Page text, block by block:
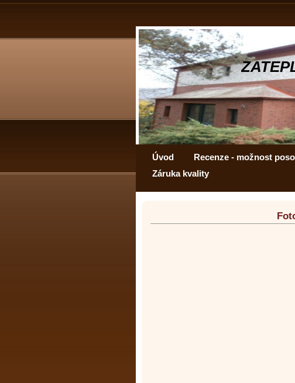
Úvod Recenze - možnost
Záruka kvality